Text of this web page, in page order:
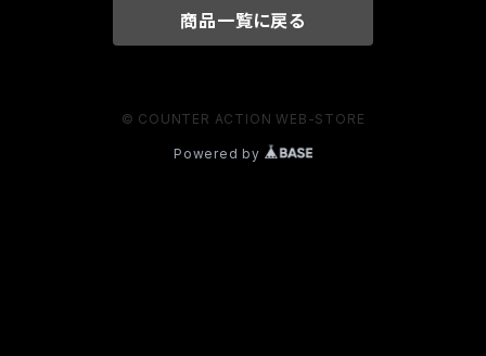
商品一覧に戻る
© COUNTER ACTION WEB-STORE
Powered by